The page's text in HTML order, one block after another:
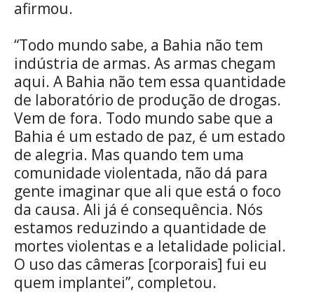
afirmou.
“Todo mundo sabe, a Bahia não tem
indústria de armas. As armas chegam
aqui. A Bahia não tem essa quantidade
de laboratório de produção de drogas.
Vem de fora. Todo mundo sabe que a
Bahia é um estado de paz, é um estado
de alegria. Mas quando tem uma
comunidade violentada, não dá para
gente imaginar que ali que está o foco
da causa. Ali já é consequência. Nós
estamos reduzindo a quantidade de
mortes violentas e a letalidade policial.
O uso das câmeras [corporais] fui eu
quem implantei”, completou.